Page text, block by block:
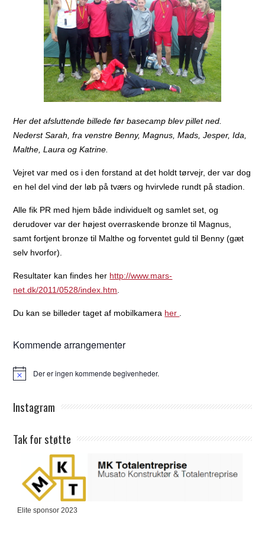
Her det afsluttende billede før basecamp blev pillet ned.
Nederst Sarah, fra venstre Benny, Magnus, Mads, Jesper, Ida,
Malthe, Laura og Katrine.
Vejret var med os i den forstand at det holdt tørvejr, der var dog
en hel del vind der løb på tværs og hvirvlede rundt på stadion.
Alle fik PR med hjem både individuelt og samlet set, og
derudover var der højest overraskende bronze til Magnus,
samt fortjent bronze til Malthe og forventet guld til Benny (gæt
selv hvorfor).
Resultater kan findes her http://www.mars-
net.dk/2011/0528/index.htm
Du kan se billeder taget af mobilkamera her
Kommende arrangementer
Notice Der er ingen kommende begivenheder.
Instagram
Tak for støtte
Elite sponsor 2023